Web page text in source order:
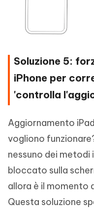
Soluzione 5:
iPhone per
'controlla
Aggiornamento
vogliono
nessuno dei metodi
bloccato sulla
allora è il momento
Questa soluzione